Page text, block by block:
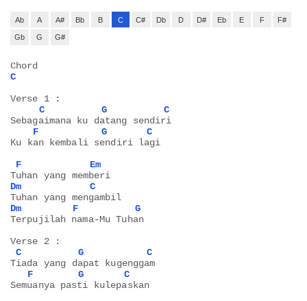
Ab A A# Bb B C C# Db D D# Eb E F F#
Gb G G#
Chord
C
Verse 1 :
C
G
C
Sebagaimana ku datang sendiri
F
G
C
Ku kan kembali sendiri lagi
F
Em
Tuhan yang memberi
Dm
C
Tuhan yang mengambil
Dm
F
G
Terpujilah nama-Mu Tuhan
Verse 2 :
C
G
C
Tiada yang dapat kugenggam
F
G
C
Semuanya pasti kulepaskan